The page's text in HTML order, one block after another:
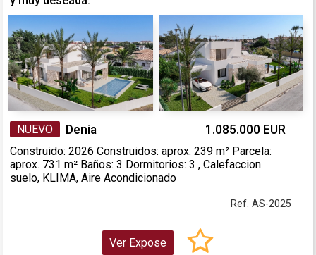
NUEVO Denia 1.085.000 EUR
Construido: 2026 Construidos: aprox. 239 m² Parcela:
aprox. 731 m² Baños: 3 Dormitorios: 3 , Calefaccion
suelo, KLIMA, Aire Acondicionado
Ref. AS-2025
Ver Expose